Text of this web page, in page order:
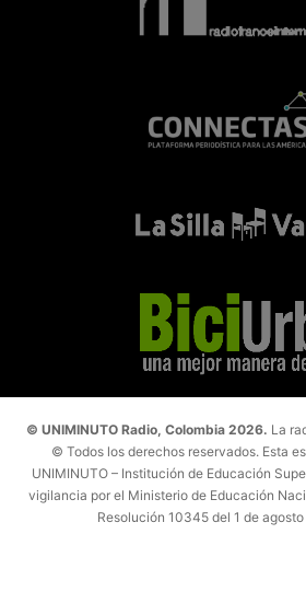
© UNIMINUTO Radio, Colombia 2026. La
© Todos los derechos reservados. Esta
UNIMINUTO – Institución de Educación
vigilancia por el Ministerio de Educación
Resolución 10345 del 1 de